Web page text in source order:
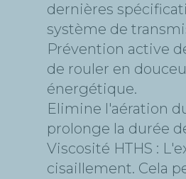
dernières
système de
Prévention active
de rouler en
énergétique.
Elimine l'aération
prolonge la durée
Viscosité HTHS :
cisaillement. Cela